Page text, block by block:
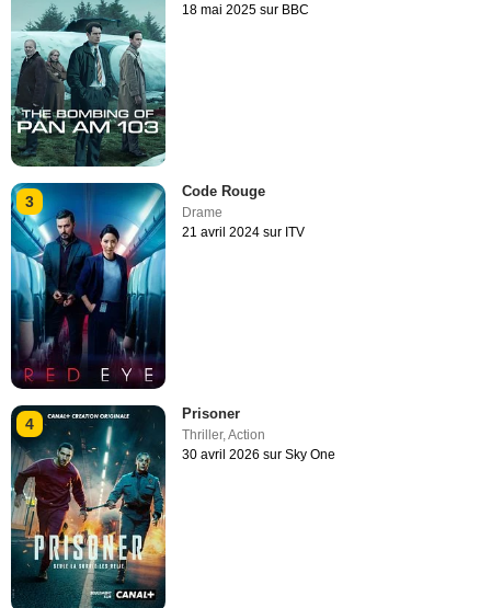
18 mai 2025 sur BBC
3
Code Rouge
Drame
21 avril 2024 sur ITV
4
Prisoner
Thriller,Action
30 avril 2026 sur Sky One